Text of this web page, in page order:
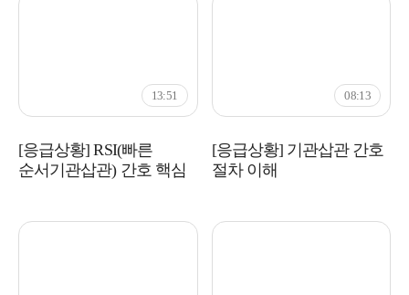
13:51
[응급상황] RSI(빠른
순서기관삽관) 간호 핵심
08:13
[응급상황] 기관삽관 간호
절차 이해